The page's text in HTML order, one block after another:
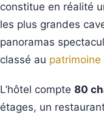
constitue en réalité
les plus grandes
panoramas
classé au patrimoine
L’hôtel compte 80
étages, un